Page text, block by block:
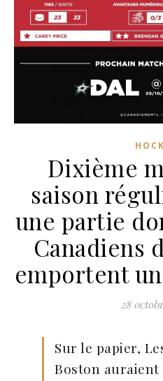
Dixième
saison
une partie
Canadiens
emportent
28
Sur le papier,
Boston